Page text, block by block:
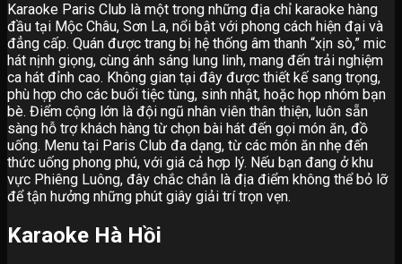
Karaoke Paris Club là một trong những địa chỉ karaoke hàng
đầu tại Mộc Châu, Sơn La, nổi bật với phong cách hiện đại và
đẳng cấp. Quán được trang bị hệ thống âm thanh “xịn sò,” mic
hát nịnh giọng, cùng ánh sáng lung linh, mang đến trải nghiệm
ca hát đỉnh cao. Không gian tại đây được thiết kế sang trọng,
phù hợp cho các buổi tiệc tùng, sinh nhật, hoặc họp nhóm bạn
bè. Điểm cộng lớn là đội ngũ nhân viên thân thiện, luôn sẵn
sàng hỗ trợ khách hàng từ chọn bài hát đến gọi món ăn, đồ
uống. Menu tại Paris Club đa dạng, từ các món ăn nhẹ đến
thức uống phong phú, với giá cả hợp lý. Nếu bạn đang ở khu
vực Phiêng Luông, đây chắc chắn là địa điểm không thể bỏ lỡ
để tận hưởng những phút giây giải trí trọn vẹn.
Karaoke Hà Hồi